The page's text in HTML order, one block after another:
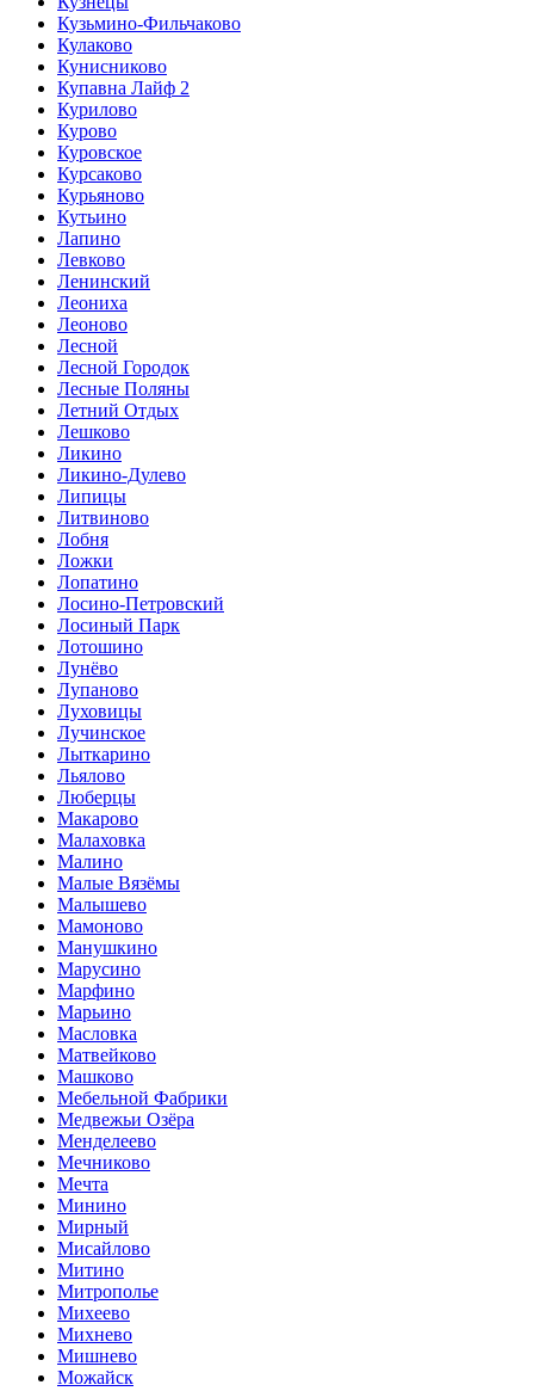
Кузьмино-Фильчаково
Кулаково
Кунисниково
Купавна Лайф 2
Курилово
Курово
Куровское
Курсаково
Курьяново
Кутьино
Лапино
Левково
Ленинский
Леониха
Леоново
Лесной
Лесной Городок
Лесные Поляны
Летний Отдых
Лешково
Ликино
Ликино-Дулево
Липицы
Литвиново
Лобня
Ложки
Лопатино
Лосино-Петровский
Лосиный Парк
Лотошино
Лунёво
Лупаново
Луховицы
Лучинское
Лыткарино
Льялово
Люберцы
Макарово
Малаховка
Малино
Малые Вязёмы
Малышево
Мамоново
Манушкино
Марусино
Марфино
Марьино
Масловка
Матвейково
Машково
Мебельной Фабрики
Медвежьи Озёра
Менделеево
Мечниково
Мечта
Минино
Мирный
Мисайлово
Митино
Митрополье
Михеево
Михнево
Мишнево
Можайск